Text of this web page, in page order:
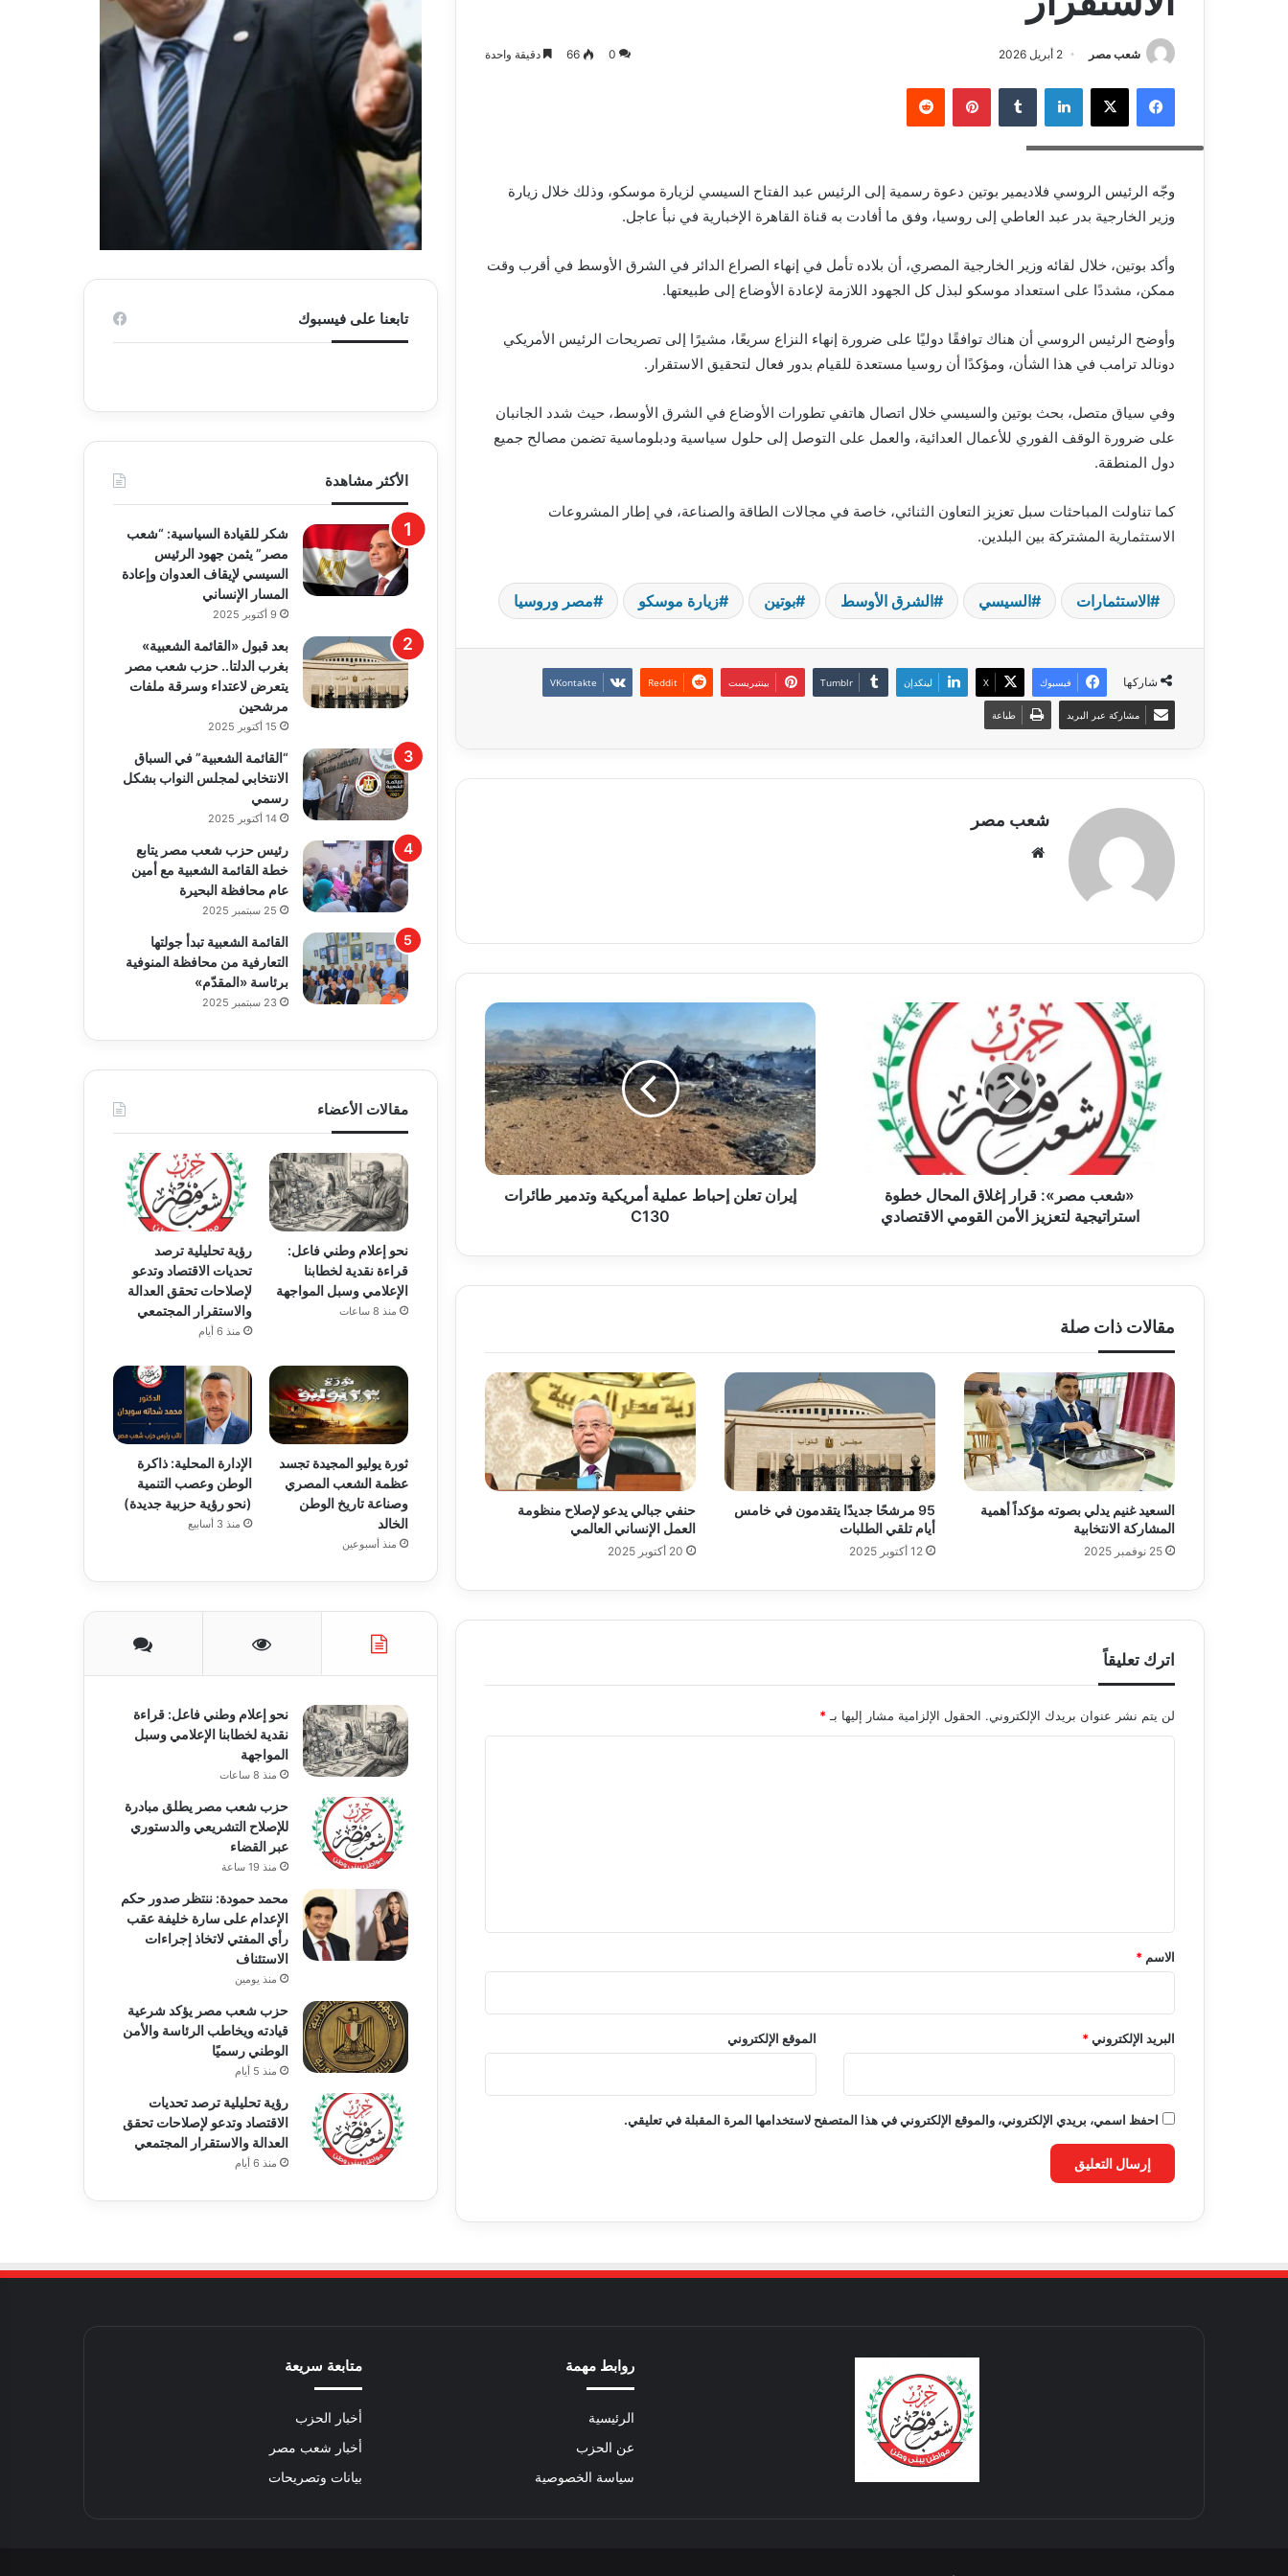
شعب مصر 2 أبريل 2026 0
66 دقيقة واحدة
فيسبوك ‫X لينكدإن بينتيريست
وجّه الرئيس الروسي فلاديمير بوتين دعوة رسمية إلى الرئيس عبد الفتاح السيسي لزيارة موسكو، وذلك خلال زيارة
وزير الخارجية بدر عبد العاطي إلى روسيا، وفق ما أفادت به قناة القاهرة الإخبارية في نبأ عاجل.
وأكد بوتين، خلال لقائه وزير الخارجية المصري، أن بلاده تأمل في إنهاء الصراع الدائر في الشرق الأوسط في أقرب وقت
ممكن، مشددًا على استعداد موسكو لبذل كل الجهود اللازمة لإعادة الأوضاع إلى طبيعتها.
وأوضح الرئيس الروسي أن هناك توافقًا دوليًا على ضرورة إنهاء النزاع سريعًا، مشيرًا إلى تصريحات الرئيس الأمريكي
دونالد ترامب في هذا الشأن، ومؤكدًا أن روسيا مستعدة للقيام بدور فعال لتحقيق الاستقرار.
وفي سياق متصل، بحث بوتين والسيسي خلال اتصال هاتفي تطورات الأوضاع في الشرق الأوسط، حيث شدد الجانبان
على ضرورة الوقف الفوري للأعمال العدائية، والعمل على التوصل إلى حلول سياسية ودبلوماسية تضمن مصالح جميع
دول المنطقة.
كما تناولت المباحثات سبل تعزيز التعاون الثنائي، خاصة في مجالات الطاقة والصناعة، في إطار المشروعات
الاستثمارية المشتركة بين البلدين.
الاستثمارات السيسي الشرق الأوسط بوتين زيارة موسكو مصر وروسيا
شاركها فيسبوك ‫X لينكدإن بينتيريست
مشاركة عبر البريد طباعة
شعب مصر
«شعب
مصر»:
إغلاق
المحال
خطوة
استراتيجية
الاقتصادي
«شعب مصر»: قرار إغلاق المحال خطوة
استراتيجية لتعزيز الأمن القومي الاقتصادي
إيران
إحباط
عملية
أمريكية
وتدمير
طائرات
C130
إيران تعلن إحباط عملية أمريكية وتدمير طائرات
C130
مقالات ذات صلة
السعيد غنيم يدلي بصوته مؤكداً أهمية
المشاركة الانتخابية
25 نوفمبر 2025
95 مرشحًا جديدًا يتقدمون في خامس
أيام تلقي الطلبات
12 أكتوبر 2025
حنفي جبالي يدعو لإصلاح منظومة
العمل الإنساني العالمي
20 أكتوبر 2025
اترك تعليقاً
لن يتم نشر عنوان بريدك الإلكتروني. الحقول الإلزامية مشار إليها بـ*
*
الاسم *
البريد الإلكتروني* الموقع الإلكتروني
احفظ اسمي، بريدي الإلكتروني، والموقع الإلكتروني في هذا المتصفح لاستخدامها المرة المقبلة في تعليقي.
تابعنا على فيسبوك
الأكثر مشاهدة
​شكر للقيادة السياسية: “شعب
مصر” يثمن جهود الرئيس
السيسي لإيقاف العدوان وإعادة
المسار الإنساني
9 أكتوبر 2025
بعد قبول «القائمة الشعبية»
بغرب الدلتا.. حزب شعب مصر
يتعرض لاعتداء وسرقة ملفات
مرشحين
15 أكتوبر 2025
“القائمة الشعبية” في السباق
الانتخابي لمجلس النواب بشكل
رسمي
14 أكتوبر 2025
رئيس حزب شعب مصر يتابع
خطة القائمة الشعبية مع أمين
عام محافظة البحيرة
25 سبتمبر 2025
القائمة الشعبية تبدأ جولتها
التعارفية من محافظة المنوفية
برئاسة «المقدّم»
23 سبتمبر 2025
مقالات الأعضاء
نحو إعلام وطني فاعل:
قراءة نقدية لخطابنا
الإعلامي وسبل المواجهة
منذ 8 ساعات
رؤية تحليلية ترصد
تحديات الاقتصاد وتدعو
لإصلاحات تحقق العدالة
والاستقرار المجتمعي
منذ 6 أيام
ثورة يوليو المجيدة تجسد
عظمة الشعب المصري
وصناعة تاريخ الوطن
الخالد
منذ أسبوعين
الإدارة المحلية: ذاكرة
الوطن وعصب التنمية
(نحو رؤية حزبية جديدة)
منذ 3 أسابيع
نحو إعلام وطني فاعل: قراءة
نقدية لخطابنا الإعلامي وسبل
المواجهة
منذ 8 ساعات
حزب شعب مصر يطلق مبادرة
للإصلاح التشريعي والدستوري
عبر القضاء
منذ 19 ساعة
محمد حمودة: ننتظر صدور حكم
الإعدام على سارة خليفة عقب
رأي المفتي لاتخاذ إجراءات
الاستئناف
منذ يومين
حزب شعب مصر يؤكد شرعية
قيادته ويخاطب الرئاسة والأمن
الوطني رسميًا
منذ 5 أيام
رؤية تحليلية ترصد تحديات
الاقتصاد وتدعو لإصلاحات تحقق
العدالة والاستقرار المجتمعي
منذ 6 أيام
روابط مهمة
الرئيسية
عن الحزب
سياسة الخصوصية
متابعة سريعة
أخبار الحزب
أخبار شعب مصر
بيانات وتصريحات